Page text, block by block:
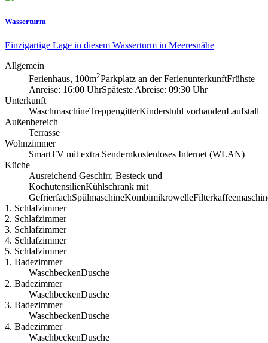
Wasserturm
Einzigartige Lage in diesem Wasserturm in Meeresnähe
Allgemein
Ferienhaus, 100m2Parkplatz an der FerienunterkunftFrühste
Anreise: 16:00 UhrSpäteste Abreise: 09:30 Uhr
Unterkunft
WaschmaschineTreppengitterKinderstuhl vorhandenLaufstall
Außenbereich
Terrasse
Wohnzimmer
SmartTV mit extra Sendernkostenloses Internet (WLAN)
Küche
Ausreichend Geschirr, Besteck und
KochutensilienKühlschrank mit
GefrierfachSpülmaschineKombimikrowelle
1. Schlafzimmer
2. Schlafzimmer
3. Schlafzimmer
4. Schlafzimmer
5. Schlafzimmer
1. Badezimmer
WaschbeckenDusche
2. Badezimmer
WaschbeckenDusche
3. Badezimmer
WaschbeckenDusche
4. Badezimmer
WaschbeckenDusche